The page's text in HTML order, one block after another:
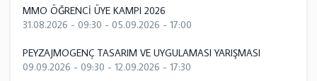
MMO ÖĞRENCİ ÜYE KAMPI 2026
31.08.2026 - 09:30 - 05.09.2026 - 17:00
PEYZAJMOGENÇ TASARIM VE UYGULAMASI YARIŞMASI
09.09.2026 - 09:30 - 12.09.2026 - 17:30